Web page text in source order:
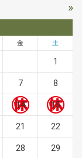
»
金 土
1
7 8
14 15
21 22
28 29